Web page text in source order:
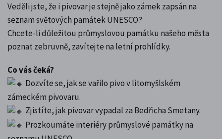
Veděli jste, že i pivovar je stejně jako zámek zapsán na
seznam světových památek UNESCO?
Chcete-li důležitou průmyslovou památku našeho města
poznat zebruvně, zavítejte na letní prohlídky.
Co vás čeká?
Dozvíte se, jak se vařilo pivo v litomyšlském
zámeckém pivovaru.
Zjistíte, jak pivovar vypadal za Bedřicha Smetany.
Prozkoumáte interiéry průmyslové památky na